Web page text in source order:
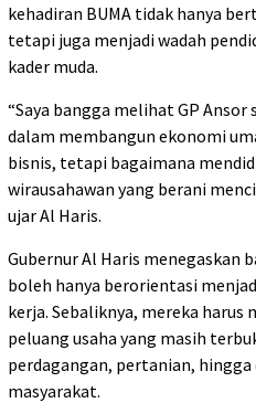
kehadiran BUMA tidak hanya
tetapi juga menjadi wadah
kader muda.
“Saya bangga melihat GP
dalam membangun ekonomi
bisnis, tetapi bagaimana
wirausahawan yang berani
ujar Al Haris.
Gubernur Al Haris menegaskan
boleh hanya berorientasi
kerja. Sebaliknya, mereka
peluang usaha yang masih
perdagangan, pertanian,
masyarakat.